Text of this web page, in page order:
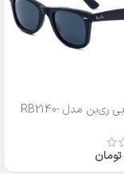
عینک آفتابی ری‌بن مدل RB2140-
تومان